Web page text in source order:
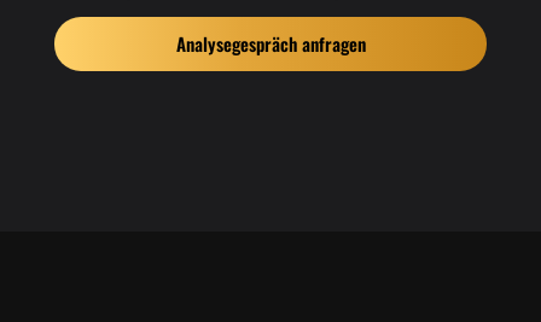
Analysegespräch anfragen